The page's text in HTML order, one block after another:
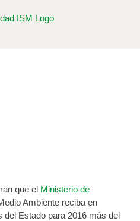
que el Ministerio de
Ambiente reciba en
del Estado para 2016 más del